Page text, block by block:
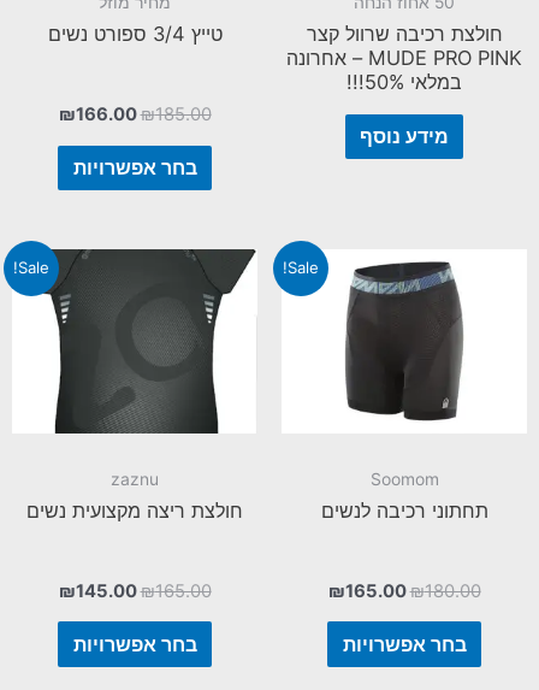
חולצת רכיבה שרוול קצר
MUDE PRO PINK – אחרונה
במלאי 50%!!!
מידע נוסף
טייץ 3/4 ספורט נשים
₪185.00
₪166.00
בחר אפשרויות
Sale!
Soomom
תחתוני רכיבה לנשים
₪180.00
₪165.00
בחר אפשרויות
Sale!
zaznu
חולצת ריצה מקצועית נשים
₪165.00
₪145.00
בחר אפשרויות